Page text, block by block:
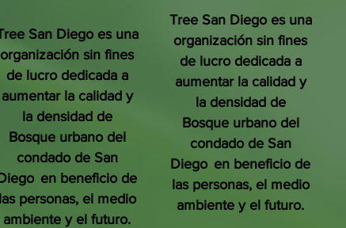
San Diego es una
organización sin fines
de lucro dedicada a
aumentar la calidad y
la densidad de
Bosque urbano del
condado de San
en beneficio de
las personas, el medio
ambiente y el futuro.
Tree San Diego es una
organización sin fines
de lucro dedicada a
aumentar la calidad y
la densidad de
Bosque urbano del
condado de San
Diego en beneficio de
las personas, el medio
ambiente y el futuro.